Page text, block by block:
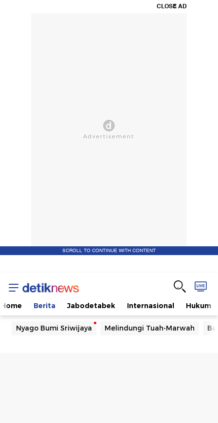
CLOSE AD
SCROLL TO CONTINUE WITH CONTENT
Home Berita Jabodetabek Internasional Hukum
Nyago Bumi Sriwijaya Melindungi Tuah-Marwah